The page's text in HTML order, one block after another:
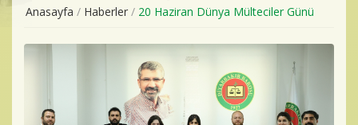
Merkezler & Komisyonlar
Duyurular
Anasayfa / Haberler / 20 Haziran Dünya Mülteciler Günü